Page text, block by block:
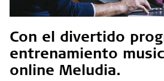
Con el divertido
entrenamiento
online Meludia.